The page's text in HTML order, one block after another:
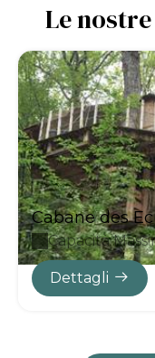
Le
Cabane des
Capacità
Dettagli